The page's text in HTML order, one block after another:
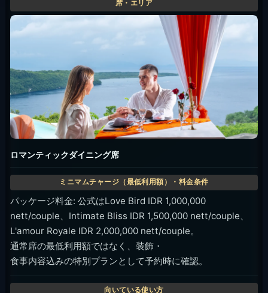
ロマンティックダイニング席
パッケージ料金: 公式はLove Bird IDR 1,000,000
nett/couple、Intimate Bliss IDR 1,500,000 nett/couple、
L'amour Royale IDR 2,000,000 nett/couple。
通常席の最低利用額ではなく、装飾・
食事内容込みの特別プランとして予約時に確認。